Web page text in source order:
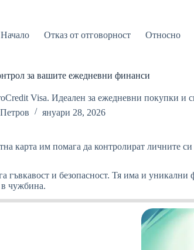
Начало Отказ от отговорност Относно
за вашите ежедневни финанси
Visa. Идеален за ежедневни покупки и
януари 28, 2026
карта им помага да контролират личните
гъвкавост и безопасност. Тя има и
в чужбина.